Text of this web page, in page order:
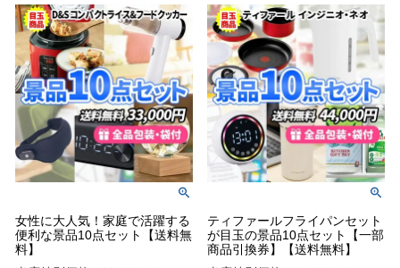
女性に大人気！家庭で活躍する
便利な景品10点セット【送料無
料】
ティファールフライパンセット
が目玉の景品10点セット【一部
商品引換券】【送料無料】